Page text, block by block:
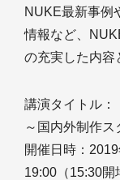
NUKE最新事例
情報など、
の充実した内容
講演タイトル：
～国内外制作ス
開催日時：
19:00（15:30開